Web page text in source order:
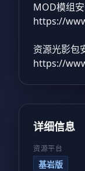
MOD模组安
https://
资源光影包
https://
详细信息
资源平台
基岩版